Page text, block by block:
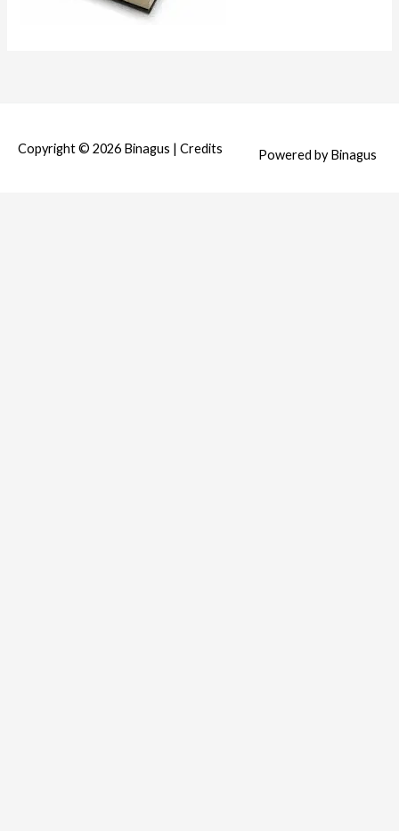
Copyright © 2026 Binagus | Credits Powered byBinagus